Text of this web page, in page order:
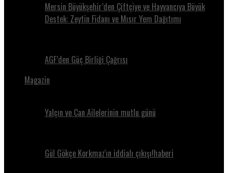
Mersin Büyükşehir’den Çiftçiye ve Hayvancıya Büyük
Destek: Zeytin Fidanı ve Mısır Yem Dağıtımı
AGF’den Güç Birliği Çağrısı
Magazin
Yalçın ve Can Ailelerinin mutlu günü
Gül Gökçe Korkmaz'ın iddialı çıkışı!haberi